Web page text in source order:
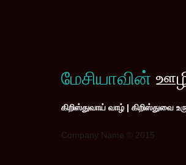
மேசியாவின்
கிறிஸ்துவாய் வாழ் | கிறிஸ்துவை
Company Name © 2015